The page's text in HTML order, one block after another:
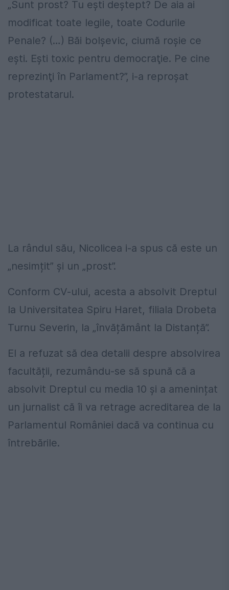
„Sunt prost? Tu eşti deştept? De aia ai
modificat toate legile, toate Codurile
Penale? (…) Băi bolşevic, ciumă roşie ce
eşti. Eşti toxic pentru democraţie. Pe cine
reprezinţi în Parlament?”, i-a reproșat
protestatarul.
La rândul său, Nicolicea i-a spus că este un
„nesimțit” și un „prost”.
Conform CV-ului, acesta a absolvit Dreptul
la Universitatea Spiru Haret, filiala Drobeta
Turnu Severin, la „învățământ la Distanță”.
El a refuzat să dea detalii despre absolvirea
facultății, rezumându-se să spună că a
absolvit Dreptul cu media 10 și a amenințat
un jurnalist că îi va retrage acreditarea de la
Parlamentul României dacă va continua cu
întrebările.